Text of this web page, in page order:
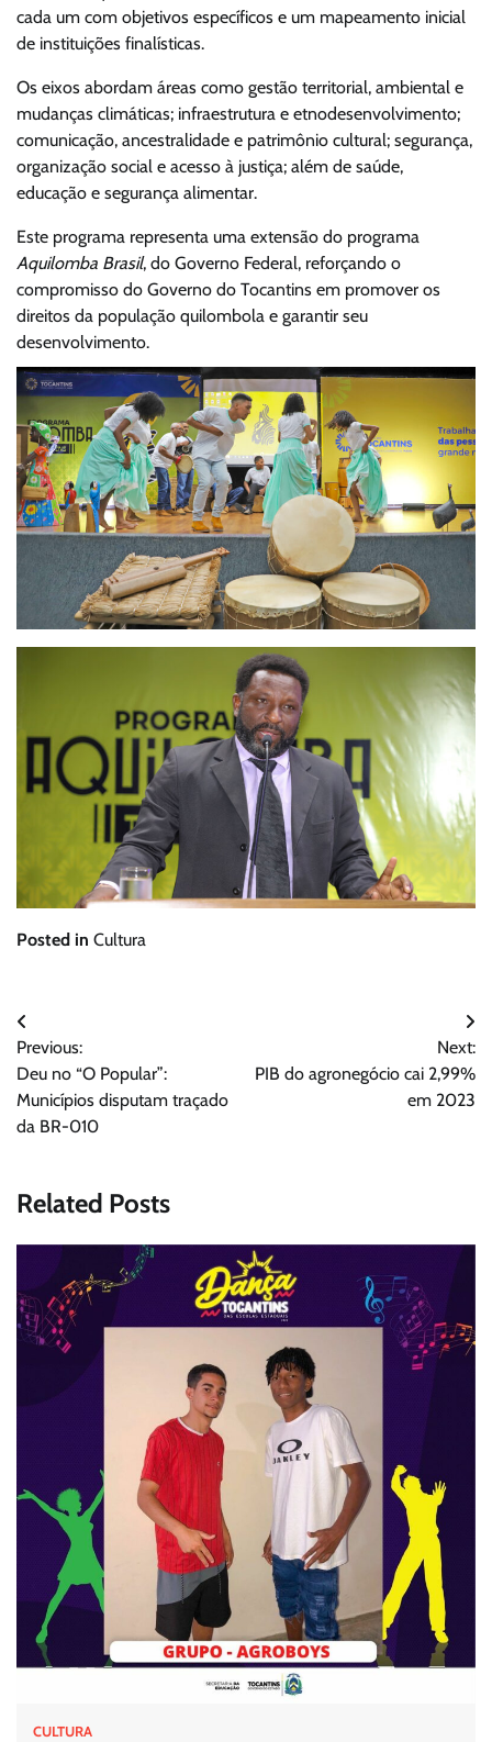
cada um com objetivos específicos e um mapeamento inicial
de instituições finalísticas.
Os eixos abordam áreas como gestão territorial, ambiental e
mudanças climáticas; infraestrutura e etnodesenvolvimento;
comunicação, ancestralidade e patrimônio cultural; segurança,
organização social e acesso à justiça; além de saúde,
educação e segurança alimentar.
Este programa representa uma extensão do programa
Aquilomba Brasil, do Governo Federal, reforçando o
compromisso do Governo do Tocantins em promover os
direitos da população quilombola e garantir seu
desenvolvimento.
Posted in Cultura
Navegação
de
Post
Previous:
Deu no “O Popular”:
Municípios disputam traçado
da BR-010
Next:
PIB do agronegócio cai 2,99%
em 2023
Related Posts
CULTURA